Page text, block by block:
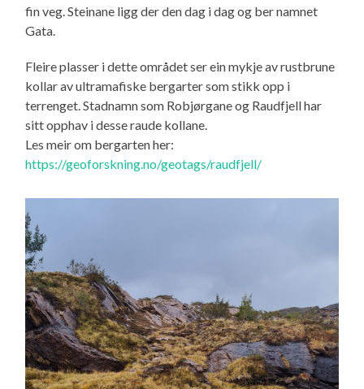
fin veg. Steinane ligg der den dag i dag og ber namnet
Gata.
Fleire plasser i dette området ser ein mykje av rustbrune
kollar av ultramafiske bergarter som stikk opp i
terrenget. Stadnamn som Robjørgane og Raudfjell har
sitt opphav i desse raude kollane.
Les meir om bergarten her:
https://geoforskning.no/geotags/raudfjell/